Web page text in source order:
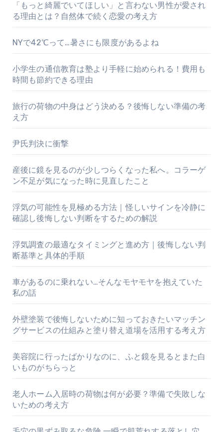
「もっと綺麗でいてほしい」と言わない男性が愛され
る理由とは？自然体で続く恋愛の考え方
NYで42℃って…暑さにも限度があるよね
小学生の通信教育は塾より手軽に始められる！費用も
時間も節約できる理由
旅行の荷物の中身はどう決める？後悔しない準備の考
え方
尹氏判決に衝撃
産後に鏡を見るのが少しつらくなった私へ。コラーゲ
ン不足が気になった時に見直したこと
浮気の可能性を見極める方法｜怪しいサインを冷静に
確認し後悔しない判断をするための解説
浮気調査の最適なタイミングと進め方｜後悔しない判
断基準と具体的手順
車があるのに乗れない…そんなモヤモヤを抱えていた
私の話
外壁塗装で後悔しないために知っておきたいマッチン
グサービスの仕組みと塗り替え道場を活用する考え方
美容院に行ったばかりなのに、ふと鏡を見るとまた白
いものがちらっと
老人ホーム入居時の荷物は何が必要？準備で失敗しな
いための考え方